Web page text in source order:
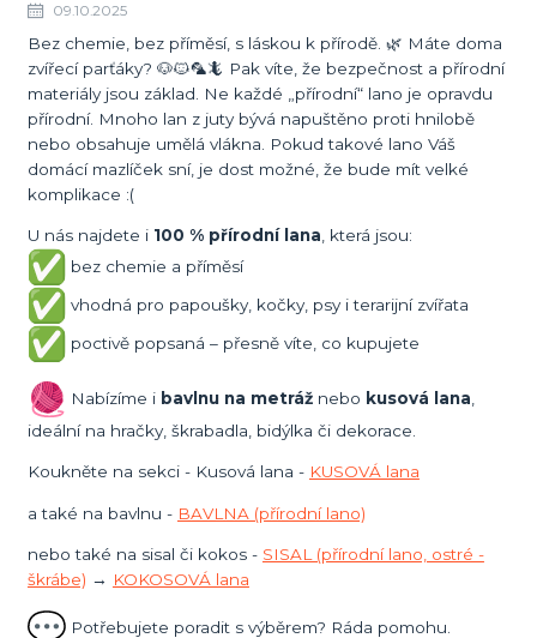
09.10.2025
Bez chemie, bez příměsí, s láskou k přírodě. 🌿 Máte doma
zvířecí parťáky? 🐶🐱🦜🦎 Pak víte, že bezpečnost a přírodní
materiály jsou základ. Ne každé „přírodní“ lano je opravdu
přírodní. Mnoho lan z juty bývá napuštěno proti hnilobě
nebo obsahuje umělá vlákna. Pokud takové lano Váš
domácí mazlíček sní, je dost možné, že bude mít velké
komplikace :(
U nás najdete i 100 % přírodní lana, která jsou:
bez chemie a příměsí
vhodná pro papoušky, kočky, psy i terarijní zvířata
poctivě popsaná – přesně víte, co kupujete
Nabízíme i bavlnu na metrážnebo kusová lana
ideální na hračky, škrabadla, bidýlka či dekorace.
Koukněte na sekci - Kusová lana - KUSOVÁ lana
a také na bavlnu - BAVLNA (přírodní lano)
nebo také na sisal či kokos - SISAL (přírodní lano, ostré -
škrábe) → KOKOSOVÁ lana
Potřebujete poradit s výběrem? Ráda pomohu.